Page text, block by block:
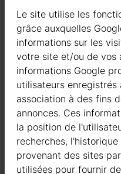
questions.
Nous sommes là pour vous
Le site utilise les
grâce auxquelles
informations sur les
votre site et/ou de vos
informations Google
utilisateurs
association à des fins
annonces. Ces
la position de
recherches,
provenant des sites
utilisées pour fournir